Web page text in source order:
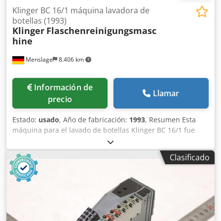
Menslage 8.406 km
Klinger BC 16/1 máquina lavadora de
botellas (1993)
Klinger Flaschenreinigungsmasc
hine
Información de
precio
Llamar
Estado: usado, Año de fabricación: 1993, Resumen Esta
máquina para el lavado de botellas Klinger BC 16/1 fue
fabricada en 1993 por el fabricante alemán Klinger y está
diseñada para la limpieza de botellas de vidrio
reutilizables. La máquina está fabricada íntegramente en
acero inoxidable y cuenta con modernas funciones de
limpieza, dosificación y control, que garantizan un
funcionamiento fiable y excelentes resultados de higiene.
La máquina se encuentra en buenas condiciones de
funcionamiento. Es adecuada para varios formatos de
Clasificado